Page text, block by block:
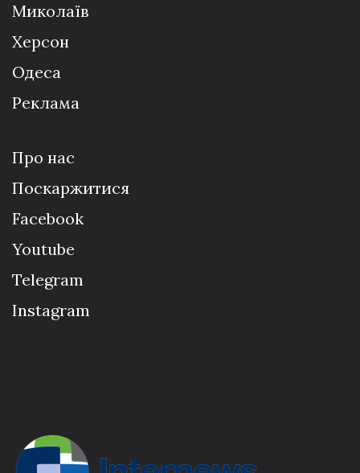
Миколаїв
Херсон
Одеса
Реклама
Про нас
Поскаржитися
Facebook
Youtube
Telegram
Instagram